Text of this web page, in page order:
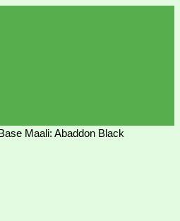
Maali: Abaddon Black